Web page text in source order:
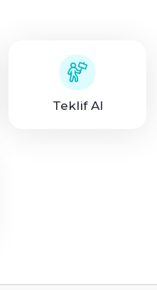
Teklif Al